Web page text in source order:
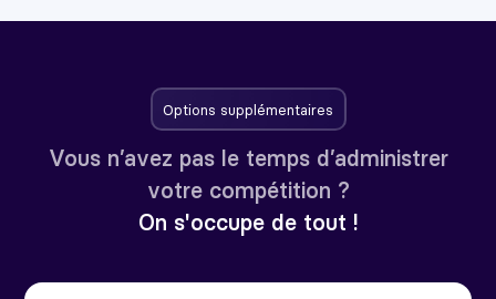
Options supplémentaires
Vous n’avez pas le temps d’administrer
votre compétition ?
On s'occupe de tout !